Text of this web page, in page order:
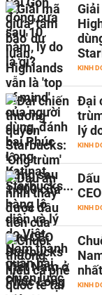
KINH
Đại
lý
KINH
KINH
KINH